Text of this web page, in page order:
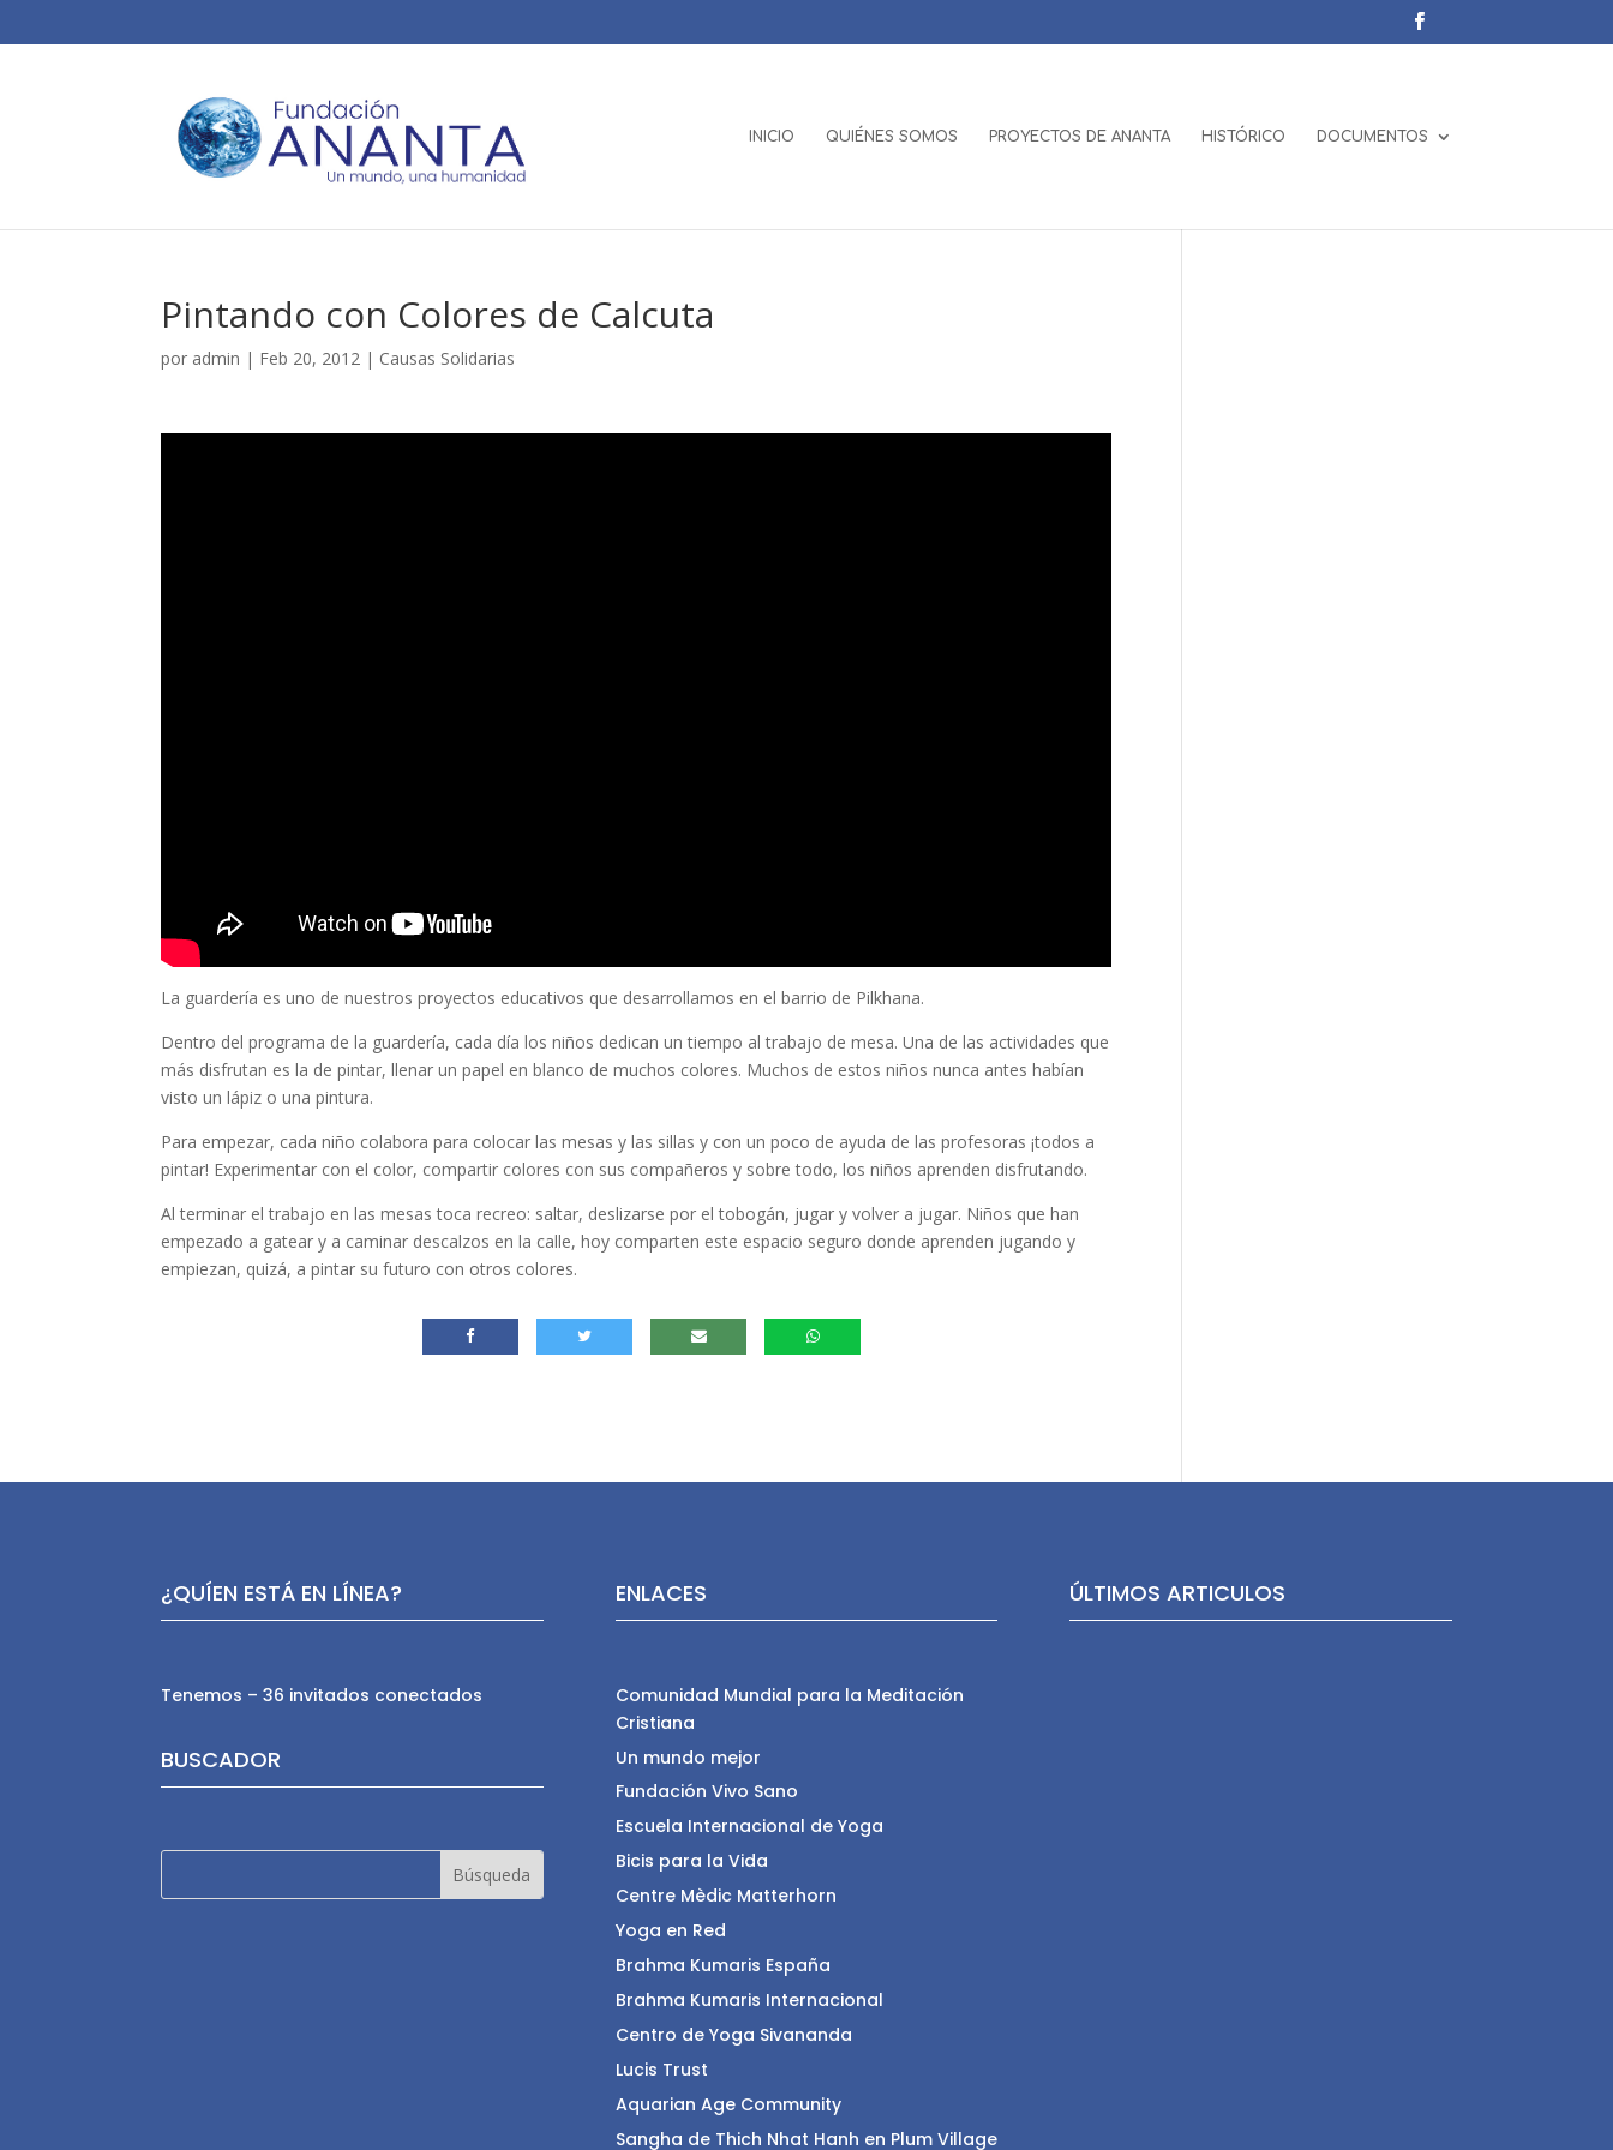
INICIO QUIÉNES SOMOS PROYECTOS DE ANANTA HISTÓRICO DOCUMENTOS
Pintando con Colores de Calcuta
por admin | Feb 20, 2012 | Causas Solidarias
La guardería es uno de nuestros proyectos educativos que desarrollamos en el barrio de Pilkhana.
Dentro del programa de la guardería, cada día los niños dedican un tiempo al trabajo de mesa. Una de las actividades que
más disfrutan es la de pintar, llenar un papel en blanco de muchos colores. Muchos de estos niños nunca antes habían
visto un lápiz o una pintura.
Para empezar, cada niño colabora para colocar las mesas y las sillas y con un poco de ayuda de las profesoras ¡todos a
pintar! Experimentar con el color, compartir colores con sus compañeros y sobre todo, los niños aprenden disfrutando.
Al terminar el trabajo en las mesas toca recreo: saltar, deslizarse por el tobogán, jugar y volver a jugar. Niños que han
empezado a gatear y a caminar descalzos en la calle, hoy comparten este espacio seguro donde aprenden jugando y
empiezan, quizá, a pintar su futuro con otros colores.
¿QUÍEN ESTÁ EN LÍNEA?
Tenemos – 36 invitados conectados
BUSCADOR
ENLACES
Comunidad Mundial para la Meditación
Cristiana
Un mundo mejor
Fundación Vivo Sano
Escuela Internacional de Yoga
Bicis para la Vida
Centre Mèdic Matterhorn
Yoga en Red
Brahma Kumaris España
Brahma Kumaris Internacional
Centro de Yoga Sivananda
Lucis Trust
Aquarian Age Community
Sangha de Thich Nhat Hanh en Plum Village
ÚLTIMOS ARTICULOS